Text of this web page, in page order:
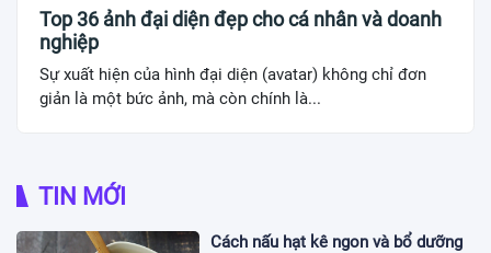
Top 36 ảnh đại diện đẹp cho cá nhân và doanh
nghiệp
Sự xuất hiện của hình đại diện (avatar) không chỉ đơn
giản là một bức ảnh, mà còn chính là...
TIN MỚI
Cách nấu hạt kê ngon và bổ dưỡng